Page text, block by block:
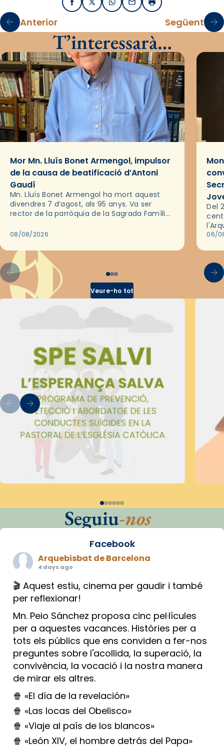
FacebookX / TwitterWhatsApp
EmailImprimir
Anterior Següent
T’interessarà…
Mor Mn. Lluís Bonet Armengol, impulsor
de la causa de beatificació d’Antoni
Gaudí
Mn. Lluís Bonet Armengol ha mort aquest
divendres 7 d’agost, als 95 anys. Va ser
rector de la parròquia de la Sagrada Família
2018,…
08/08/2026
Del
les
06/
Veure-ho tot
Seguiu-nos
Facebook
Arquebisbat de Barcelona
4 days ago
🎬 Aquest estiu, cinema per gaudir i també
per reflexionar!
Mn. Peio Sánchez proposa cinc pel·lícules
per a aquestes vacances. Històries per a
tots els públics que ens conviden a fer-nos
preguntes sobre l'acollida, la superació, la
convivència, la vocació i la nostra manera
de mirar els altres.
🍿 «El día de la revelación»
🍿 «Las locas del Obelisco»
🍿 «Viaje al país de los blancos»
🍿 «León XIV, el hombre detrás del Papa»